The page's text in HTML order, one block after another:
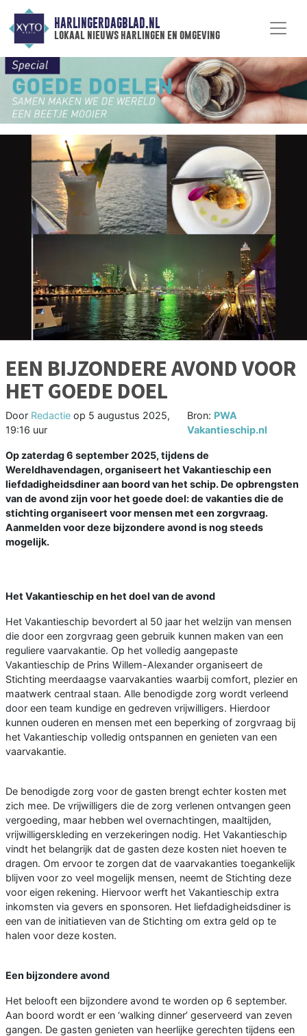
HARLINGERDAGBLAD.NL
lokaal nieuws harlingen en omgeving
EEN BIJZONDERE AVOND VOOR
HET GOEDE DOEL
Door Redactie op 5 augustus 2025,
19:16 uur
Bron: PWA
Vakantieschip.nl
Op zaterdag 6 september 2025, tijdens de
Wereldhavendagen, organiseert het Vakantieschip een
liefdadigheidsdiner aan boord van het schip. De opbrengsten
van de avond zijn voor het goede doel: de vakanties die de
stichting organiseert voor mensen met een zorgvraag.
Aanmelden voor deze bijzondere avond is nog steeds
mogelijk.
Het Vakantieschip en het doel van de avond
Het Vakantieschip bevordert al 50 jaar het welzijn van mensen
die door een zorgvraag geen gebruik kunnen maken van een
reguliere vaarvakantie. Op het volledig aangepaste
Vakantieschip de Prins Willem-Alexander organiseert de
Stichting meerdaagse vaarvakanties waarbij comfort, plezier en
maatwerk centraal staan. Alle benodigde zorg wordt verleend
door een team kundige en gedreven vrijwilligers. Hierdoor
kunnen ouderen en mensen met een beperking of zorgvraag bij
het Vakantieschip volledig ontspannen en genieten van een
vaarvakantie.
De benodigde zorg voor de gasten brengt echter kosten met
zich mee. De vrijwilligers die de zorg verlenen ontvangen geen
vergoeding, maar hebben wel overnachtingen, maaltijden,
vrijwilligerskleding en verzekeringen nodig. Het Vakantieschip
vindt het belangrijk dat de gasten deze kosten niet hoeven te
dragen. Om ervoor te zorgen dat de vaarvakanties toegankelijk
blijven voor zo veel mogelijk mensen, neemt de Stichting deze
voor eigen rekening. Hiervoor werft het Vakantieschip extra
inkomsten via gevers en sponsoren. Het liefdadigheidsdiner is
een van de initiatieven van de Stichting om extra geld op te
halen voor deze kosten.
Een bijzondere avond
Het belooft een bijzondere avond te worden op 6 september.
Aan boord wordt er een ‘walking dinner’ geserveerd van zeven
gangen. De gasten genieten van heerlijke gerechten tijdens een